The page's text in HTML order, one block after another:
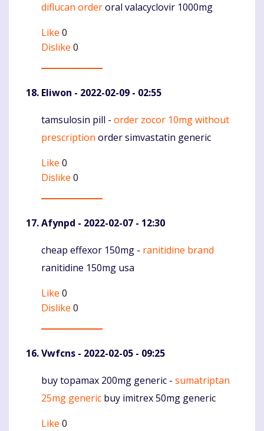
diflucan orderoral valacyclovir 1000mg
Like 0
Dislike 0
Eliwon - 2022-02-09 - 02:55
Komentaras
tamsulosin pill - order zocor 10mg without
prescription order simvastatin generic
Like 0
Dislike 0
Afynpd - 2022-02-07 - 12:30
Komentaras
cheap effexor 150mg - ranitidine brand
ranitidine 150mg usa
Like 0
Dislike 0
Vwfcns - 2022-02-05 - 09:25
Komentaras
buy topamax 200mg generic - sumatriptan
25mg generic buy imitrex 50mg generic
Like 0